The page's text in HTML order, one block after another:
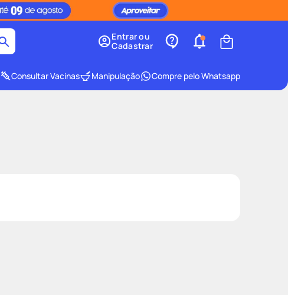
Entrar ou
Cadastrar
Consultar Vacinas Manipulação Compre pelo Whatsapp